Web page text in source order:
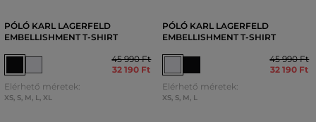
PÓLÓ KARL LAGERFELD
EMBELLISHMENT T-SHIRT
45 990 Ft
32 190 Ft
Elérhető méretek:
XS, S, M, L, XL
PÓLÓ KARL LAGERFELD
EMBELLISHMENT T-SHIRT
45 990 Ft
32 190 Ft
Elérhető méretek:
XS, S, M, L